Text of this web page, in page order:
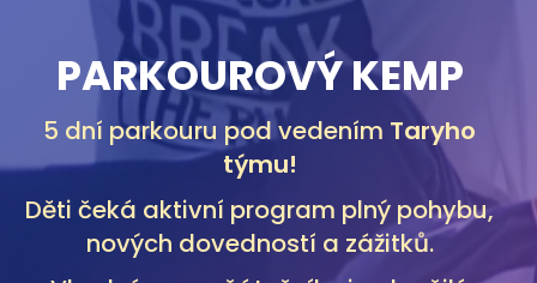
PARKOUROVÝ KEMP
5 dní parkouru pod vedením Taryho
týmu!
Děti čeká aktivní program plný pohybu,
nových dovedností a zážitků.